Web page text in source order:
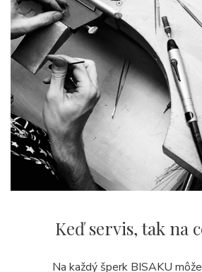
Keď servis,tak na
Na každý šperk BISAKU